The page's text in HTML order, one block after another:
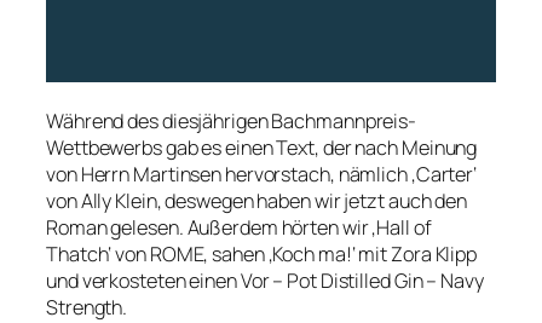
Während des diesjährigen Bachmannpreis-
Wettbewerbs gab es einen Text, der nach Meinung
von Herrn Martinsen hervorstach, nämlich ‚Carter‘
von Ally Klein, deswegen haben wir jetzt auch den
Roman gelesen. Außerdem hörten wir ‚Hall of
Thatch‘ von ROME, sahen ‚Koch ma!‘ mit Zora Klipp
und verkosteten einen Vor – Pot Distilled Gin – Navy
Strength.